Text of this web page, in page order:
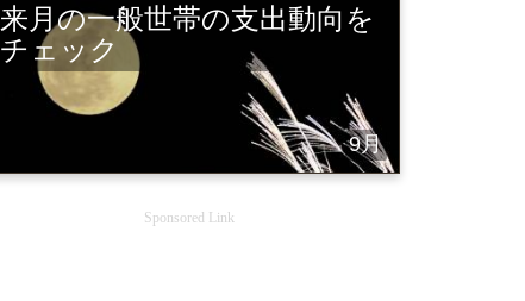
来月の一般世帯の支出動向を
チェック
9月
Sponsored Link